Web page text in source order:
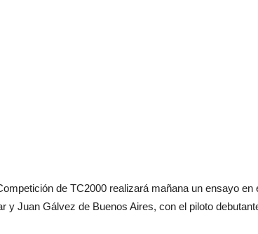
de TC2000 realizará mañana un ensayo en
y Juan Gálvez de Buenos Aires, con el piloto